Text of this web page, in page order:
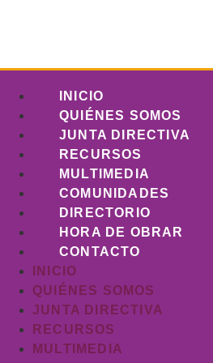
INICIO
QUIÉNES SOMOS
JUNTA DIRECTIVA
RECURSOS
MULTIMEDIA
COMUNIDADES
DIRECTORIO
HORA DE OBRAR
CONTACTO
INICIO
QUIÉNES SOMOS
JUNTA DIRECTIVA
RECURSOS
MULTIMEDIA